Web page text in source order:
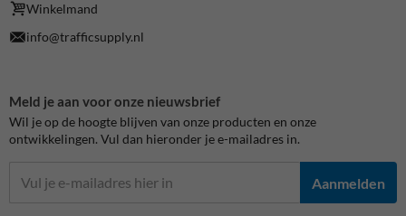
Winkelmand
info@trafficsupply.nl
Meld je aan voor onze nieuwsbrief
Wil je op de hoogte blijven van onze producten en onze
ontwikkelingen. Vul dan hieronder je e-mailadres in.
Aanmelden